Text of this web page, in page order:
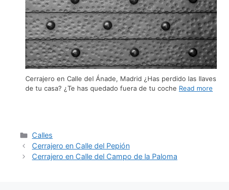
Cerrajero en Calle del Ánade, Madrid ¿Has perdido las llaves
de tu casa? ¿Te has quedado fuera de tu coche Read more
Calles
Cerrajero en Calle del Pepión
Cerrajero en Calle del Campo de la Paloma